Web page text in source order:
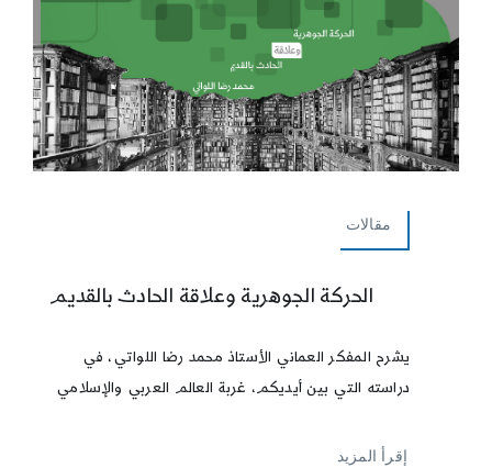
مقالات
الحركة الجوهرية وعلاقة الحادث بالقديم
يشرح المفكر العماني الأستاذ محمد رضا اللواتي، في
دراسته التي بين أيديكم، غربة العالم العربي والإسلامي
إقرأ المزيد